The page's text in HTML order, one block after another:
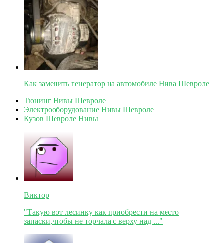
Как заменить генератор на автомобиле Нива Шевроле
Тюнинг Нивы Шевроле
Электрооборудование Нивы Шевроле
Кузов Шевроле Нивы
Виктор
"Такую вот лесинку как приобрести на место
запаски,чтобы не торчала с верху над ..."